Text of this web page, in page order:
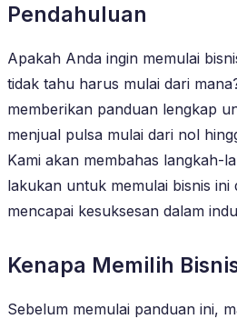
Pendahuluan
Apakah Anda ingin memulai
tidak tahu harus mulai dari
memberikan panduan lengkap
menjual pulsa mulai dari nol
Kami akan membahas langkah-
lakukan untuk memulai bisnis
mencapai kesuksesan dalam
Kenapa Memilih
Sebelum memulai panduan ini,